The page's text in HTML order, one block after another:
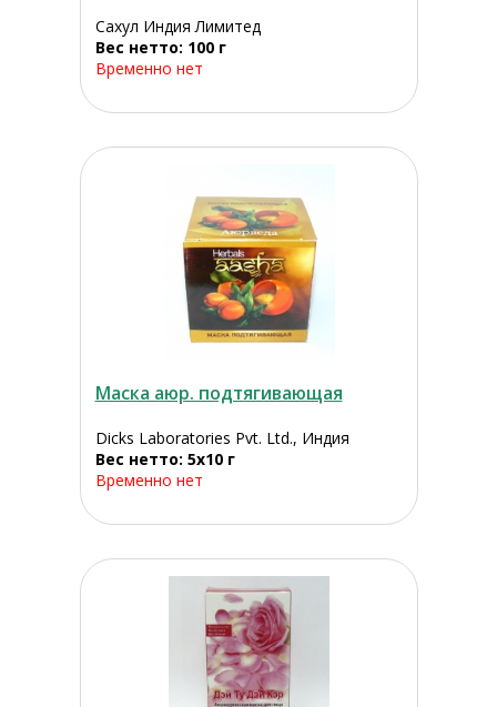
Сахул Индия Лимитед
Вес нетто: 100 г
Временно нет
Маска аюр. подтягивающая
Dicks Laboratories Pvt. Ltd., Индия
Вес нетто: 5х10 г
Временно нет